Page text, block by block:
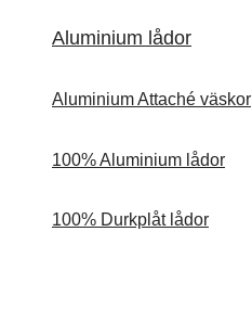
Aluminium lådor
Aluminium Attaché väskor
100% Aluminium lådor
100% Durkplåt lådor